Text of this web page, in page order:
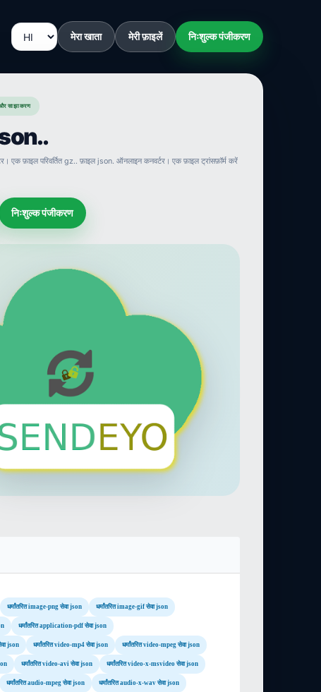
मेरा खाता मेरी फ़ाइलें निःशुल्क पंजीकरण
साझाकरण
एक फ़ाइल परिवर्तित gz.. फ़ाइल json. ऑनलाइन कनवर्टर। एक फ़ाइल ट्रांसफ़ॉर्म करें
निःशुल्क पंजीकरण
धर्मांतरित image-png सेवा json धर्मांतरित image-gif सेवा json
धर्मांतरित application-pdf सेवा json
json धर्मांतरित video-mp4 सेवा json धर्मांतरित video-mpeg सेवा json
धर्मांतरित video-avi सेवा json धर्मांतरित video-x-msvideo सेवा json
धर्मांतरित audio-mpeg सेवा json धर्मांतरित audio-x-wav सेवा json